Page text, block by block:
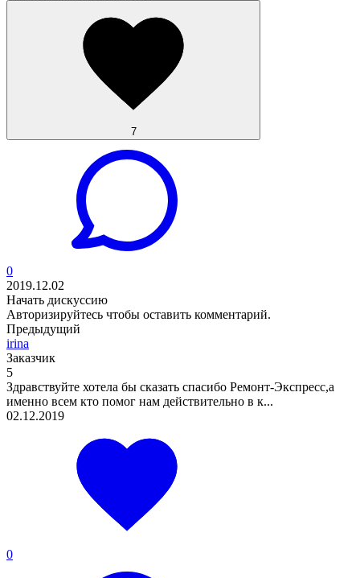
7
0
2019.12.02
Начать дискуссию
Авторизируйтесь чтобы оставить комментарий.
Предыдущий
irina
Заказчик
5
Здравствуйте хотела бы сказать спасибо Ремонт-Экспресс,а
именно всем кто помог нам действительно в к...
02.12.2019
0